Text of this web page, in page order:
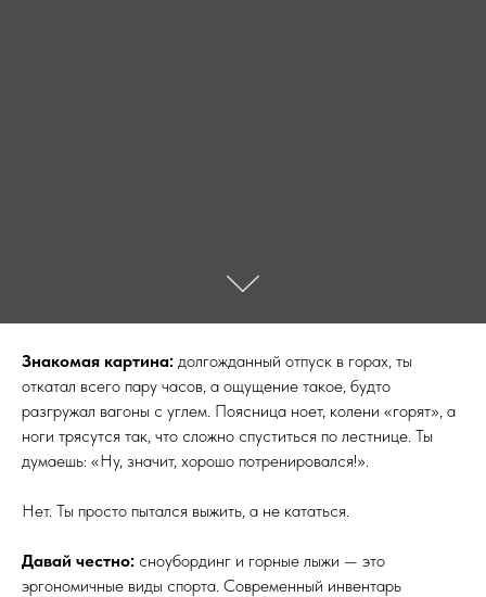
Знакомая картина: долгожданный отпуск в горах, ты
откатал всего пару часов, а ощущение такое, будто
разгружал вагоны с углем. Поясница ноет, колени «горят», а
ноги трясутся так, что сложно спуститься по лестнице. Ты
думаешь: «Ну, значит, хорошо потренировался!».
Нет. Ты просто пытался выжить, а не кататься.
Давай честно: сноубординг и горные лыжи — это
эргономичные виды спорта. Современный инвентарь